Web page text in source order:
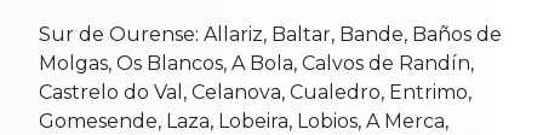
Sur de Ourense: Allariz, Baltar, Bande, Baños de
Molgas, Os Blancos, A Bola, Calvos de Randín,
Castrelo do Val, Celanova, Cualedro, Entrimo,
Gomesende, Laza, Lobeira, Lobios, A Merca,